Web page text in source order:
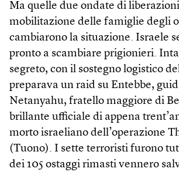
Ma quelle due ondate di
mobilitazione delle famiglie degli
cambiarono la situazione. Israele
pronto a scambiare prigionieri.
segreto, con il sostegno logistico
preparava un raid su Entebbe,
Netanyahu, fratello maggiore di
brillante ufficiale di appena
morto israeliano dell’operazione
(Tuono). I sette terroristi furono
dei 105 ostaggi rimasti vennero